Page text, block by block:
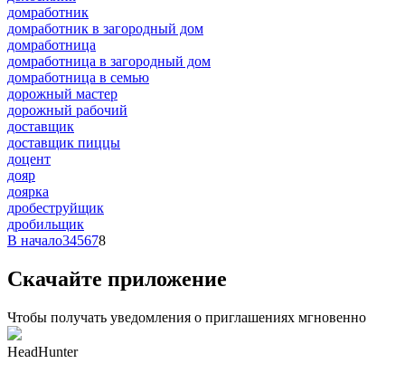
домработник
домработник в загородный дом
домработница
домработница в загородный дом
домработница в семью
дорожный мастер
дорожный рабочий
доставщик
доставщик пиццы
доцент
дояр
доярка
дробеструйщик
дробильщик
В начало345678
Скачайте приложение
Чтобы получать уведомления о приглашениях мгновенно
HeadHunter